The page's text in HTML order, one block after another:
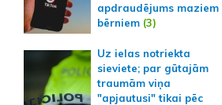
apdraudējums maziem
bērniem(3)
Uz ielas notriekta
sieviete; par gūtajām
traumām viņa
"apjautusi" tikai pēc